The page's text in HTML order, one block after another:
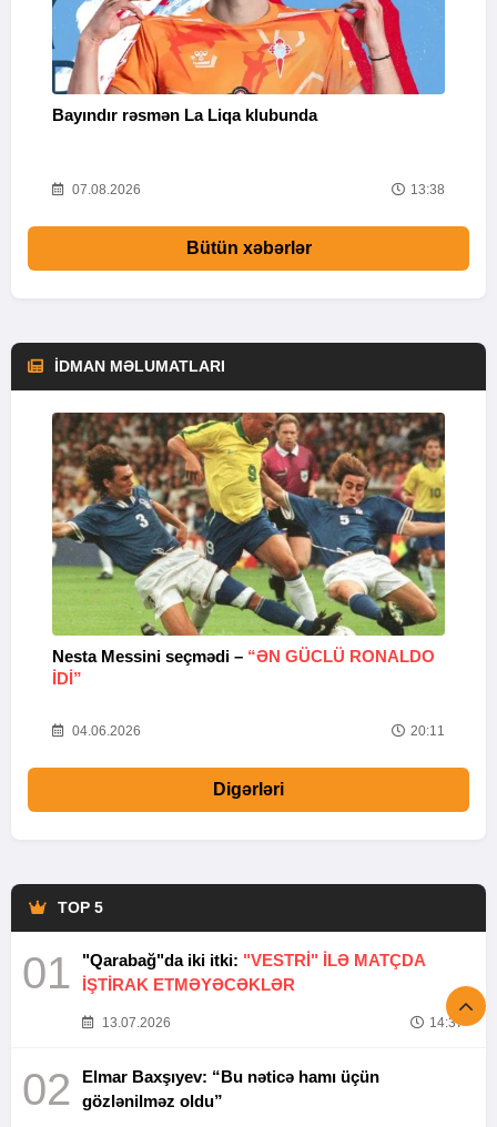
Bayındır rəsmən La Liqa klubunda
07.08.2026 13:38
Bütün xəbərlər
İDMAN MƏLUMATLARI
Nesta Messini seçmədi – “ƏN GÜCLÜ RONALDO
IDI”
04.06.2026 20:11
Digərləri
TOP 5
01 "Qarabağ"da iki itki: "VESTRİ" İLƏ MATÇDA
İŞTİRAK ETMƏYƏCƏKLƏR
13.07.2026 14:37
02
Elmar Baxşıyev: “Bu nəticə hamı üçün
gözlənilməz oldu”